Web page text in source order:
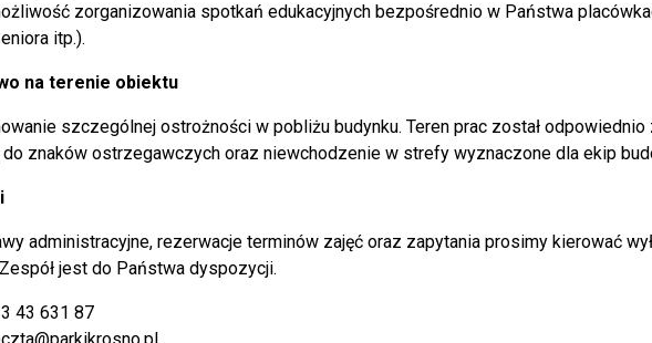
4106490
zorganizowania spotkań edukacyjnych bezpośrednio w Państwa
itp.).
na terenie obiektu
szczególnej ostrożności w pobliżu budynku. Teren prac został
znaków ostrzegawczych oraz niewchodzenie w strefy wyznaczone dla ekip
administracyjne, rezerwacje terminów zajęć oraz zapytania prosimy kierować
jest do Państwa dyspozycji.
43 631 87